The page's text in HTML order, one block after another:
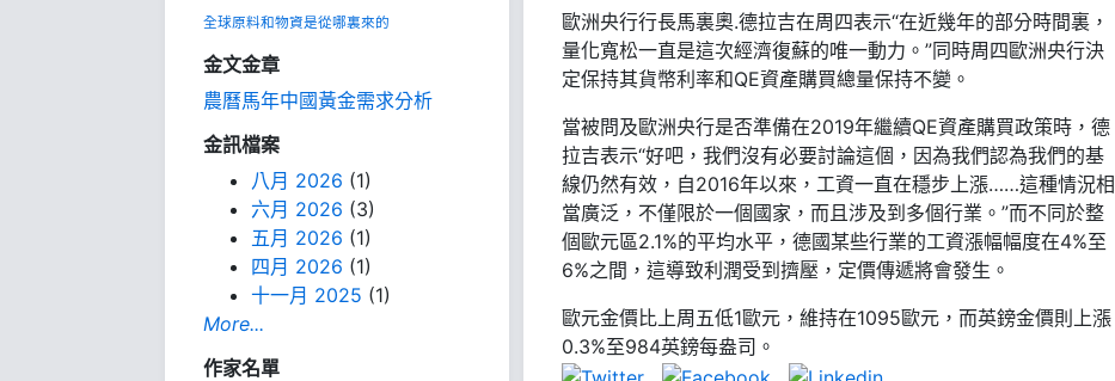
全球原料和物資是從哪裏來的
金文金章
農曆馬年中國黃金需求分析
金訊檔案
八月 2026 (1)
六月 2026 (3)
五月 2026 (1)
四月 2026 (1)
十一月 2025 (1)
More...
作家名單
歐洲央行行長馬裏奧.德拉吉在周四表示“在近幾年的部分時間裏，
量化寬松一直是這次經濟復蘇的唯一動力。”同時周四歐洲央行決
定保持其貨幣利率和QE資產購買總量保持不變。
當被問及歐洲央行是否準備在2019年繼續QE資產購買政策時，德
拉吉表示“好吧，我們沒有必要討論這個，因為我們認為我們的基
線仍然有效，自2016年以來，工資一直在穩步上漲……這種情況相
當廣泛，不僅限於一個國家，而且涉及到多個行業。”而不同於整
個歐元區2.1%的平均水平，德國某些行業的工資漲幅幅度在4%至
6%之間，這導致利潤受到擠壓，定價傳遞將會發生。
歐元金價比上周五低1歐元，維持在1095歐元，而英鎊金價則上漲
0.3%至984英鎊每盎司。